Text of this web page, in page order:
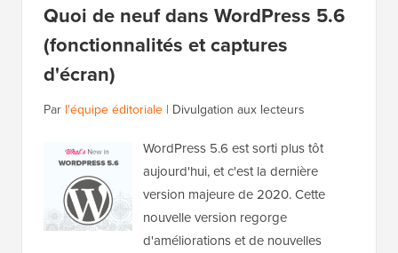
Quoi de neuf dans WordPress 5.6
(fonctionnalités et captures
d'écran)
Par l'équipe éditoriale | Divulgation aux lecteurs
WordPress 5.6 est sorti plus tôt
aujourd'hui, et c'est la dernière
version majeure de 2020. Cette
nouvelle version regorge
d'améliorations et de nouvelles